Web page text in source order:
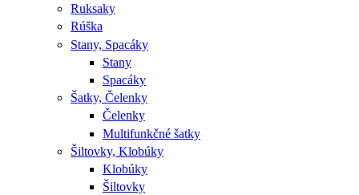
Ruksaky
Rúška
Stany, Spacáky
Stany
Spacáky
Šatky, Čelenky
Čelenky
Multifunkčné šatky
Šiltovky, Klobúky
Klobúky
Šiltovky